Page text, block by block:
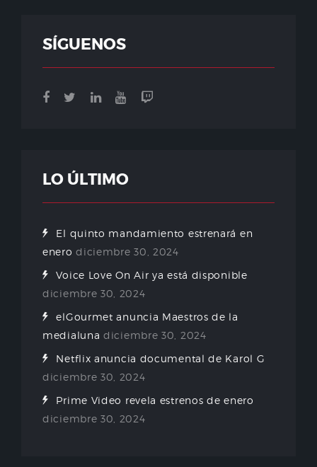
SÍGUENOS
LO ÚLTIMO
El quinto mandamiento estrenará en
enero diciembre 30, 2024
Voice Love On Air ya está disponible
diciembre 30, 2024
elGourmet anuncia Maestros de la
medialuna diciembre 30, 2024
Netflix anuncia documental de Karol G
diciembre 30, 2024
Prime Video revela estrenos de enero
diciembre 30, 2024